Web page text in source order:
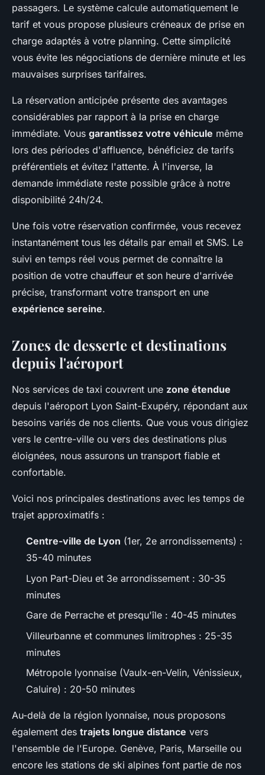
passagers. Le système calcule automatiquement le
tarif et vous propose plusieurs créneaux de prise en
charge adaptés à votre planning. Cette simplicité
vous évite les négociations de dernière minute et les
mauvaises surprises tarifaires.
La réservation anticipée présente des avantages
considérables par rapport à la prise en charge
immédiate. Vous garantissez votre véhicule même
lors des périodes d'affluence, bénéficiez de tarifs
préférentiels et évitez l'attente. À l'inverse, la
demande immédiate reste possible grâce à notre
disponibilité 24h/24.
Une fois votre réservation confirmée, vous recevez
instantanément tous les détails par email et SMS. Le
suivi en temps réel vous permet de connaître la
position de votre chauffeur et son heure d'arrivée
précise, transformant votre transport en une
expérience sereine.
Zones de desserte et destinations
depuis l'aéroport
Nos services de taxi couvrent une zone étendue
depuis l'aéroport Lyon Saint-Exupéry, répondant aux
besoins variés de nos clients. Que vous vous dirigiez
vers le centre-ville ou vers des destinations plus
éloignées, nous assurons un transport fiable et
confortable.
Voici nos principales destinations avec les temps de
trajet approximatifs :
Centre-ville de Lyon (1er, 2e arrondissements) :
35-40 minutes
Lyon Part-Dieu et 3e arrondissement : 30-35
minutes
Gare de Perrache et presqu'île : 40-45 minutes
Villeurbanne et communes limitrophes : 25-35
minutes
Métropole lyonnaise (Vaulx-en-Velin, Vénissieux,
Caluire) : 20-50 minutes
Au-delà de la région lyonnaise, nous proposons
également des trajets longue distance vers
l'ensemble de l'Europe. Genève, Paris, Marseille ou
encore les stations de ski alpines font partie de nos